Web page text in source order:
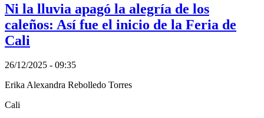
Ni la lluvia apagó la alegría de los
caleños: Así fue el inicio de la Feria de
Cali
26/12/2025 - 09:35
Erika Alexandra Rebolledo Torres
Cali